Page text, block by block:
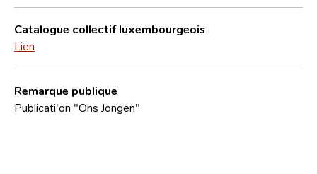
Catalogue collectif luxembourgeois
Lien
Remarque publique
Publicati'on "Ons Jongen"